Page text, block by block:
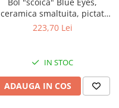
ceramica smaltuita, pictat
manual, 23,5 cm, volum 650
223,70 Lei
IN STOC
ADAUGA IN COS